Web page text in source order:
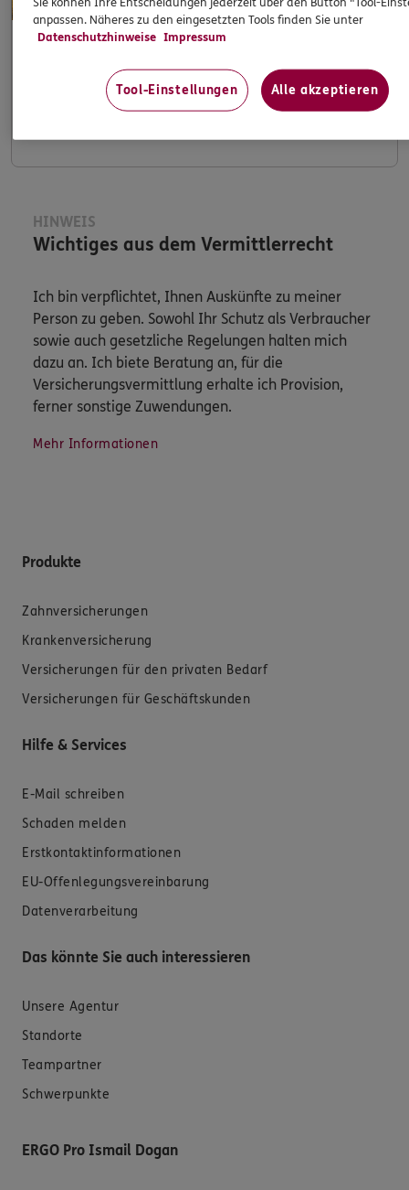
Apps & Mobile Services
HINWEIS
Wichtiges aus dem Vermittlerrecht
Ich bin verpflichtet, Ihnen Auskünfte zu meiner
Person zu geben. Sowohl Ihr Schutz als Verbraucher
sowie auch gesetzliche Regelungen halten mich
dazu an. Ich biete Beratung an, für die
Versicherungsvermittlung erhalte ich Provision,
ferner sonstige Zuwendungen.
Mehr Informationen
Produkte
Zahnversicherungen
Krankenversicherung
Versicherungen für den privaten Bedarf
Versicherungen für Geschäftskunden
Hilfe & Services
E-Mail schreiben
Schaden melden
Erstkontaktinformationen
EU-Offenlegungsvereinbarung
Datenverarbeitung
Das könnte Sie auch interessieren
Unsere Agentur
Standorte
Teampartner
Schwerpunkte
ERGO Pro Ismail Dogan
anpassen. Näheres zu den eingesetzten Tools finden Sie unter
Datenschutzhinweise Impressum
Tool-Einstellungen Alle akzeptieren